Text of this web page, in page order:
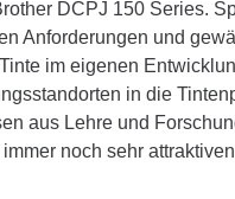
DCPJ 150 Series.
Anforderungen und
im eigenen
in die
aus Lehre und
noch sehr